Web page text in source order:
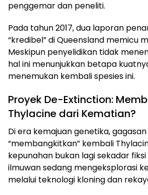
penggemar dan peneliti.
Pada tahun 2017, dua laporan
“kredibel” di Queensland memicu
Meskipun penyelidikan tidak
hal ini menunjukkan betapa
menemukan kembali spesies ini.
Proyek De-Extinction:
Thylacine dari Kematian?
Di era kemajuan genetika,
“membangkitkan” kembali
kepunahan bukan lagi sekadar fiksi
ilmuwan sedang mengeksplorasi
melalui teknologi kloning dan